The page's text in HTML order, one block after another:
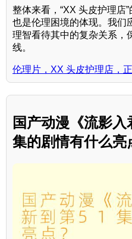
整体来看，“XX 头皮护理店
也是伦理困境的体现。我们
理智看待其中的复杂关系，
线。
伦理片，XX 头皮护理店，
国产动漫《流影
集的剧情有什么亮